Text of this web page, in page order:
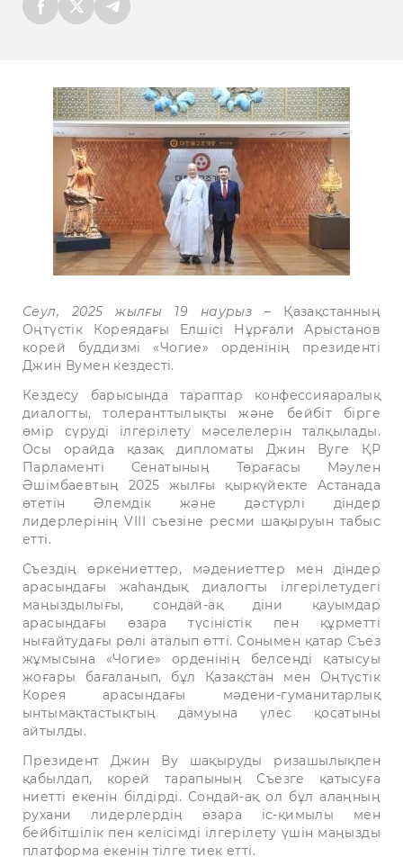
Сеул, 2025 жылғы 19 наурыз
– Қазақстанның
Оңтүстік Кореядағы Елшісі Нұрғали Арыстанов
корей буддизмі «Чогие» орденінің президенті
Джин Вумен кездесті.
Кездесу барысында тараптар конфессияаралық
диалогты, толеранттылықты және бейбіт бірге
өмір сүруді ілгерілету мәселелерін талқылады.
Осы орайда қазақ дипломаты Джин Вуге ҚР
Парламенті Сенатының Төрағасы Мәулен
Әшімбаевтың 2025 жылғы қыркүйекте Астанада
өтетін Әлемдік және дәстүрлі діндер
лидерлерінің VIII съезіне ресми шақыруын табыс
етті.
Съездің өркениеттер, мәдениеттер мен діндер
арасындағы жаһандық диалогты ілгерілетудегі
маңыздылығы, сондай-ақ діни қауымдар
арасындағы өзара түсіністік пен құрметті
нығайтудағы рөлі аталып өтті. Сонымен қатар Съез
жұмысына «Чогие» орденінің белсенді қатысуы
жоғары бағаланып, бұл Қазақстан мен Оңтүстік
Корея арасындағы мәдени-гуманитарлық
ынтымақтастықтың дамуына үлес қосатыны
айтылды.
Президент Джин Ву шақыруды ризашылықпен
қабылдап, корей тарапының Съезге қатысуға
ниетті екенін білдірді. Сондай-ақ ол бұл алаңның
рухани лидерлердің өзара іс-қимылы мен
бейбітшілік пен келісімді ілгерілету үшін маңызды
платформа екенін тілге тиек етті.